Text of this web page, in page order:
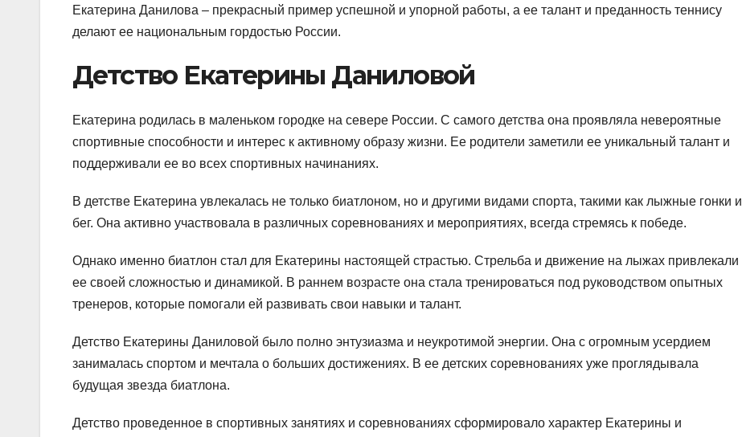
Екатерина Данилова – прекрасный пример успешной и упорной работы, а ее талант и преданность теннису
делают ее национальным гордостью России.
Детство Екатерины Даниловой
Екатерина родилась в маленьком городке на севере России. С самого детства она проявляла невероятные
спортивные способности и интерес к активному образу жизни. Ее родители заметили ее уникальный талант и
поддерживали ее во всех спортивных начинаниях.
В детстве Екатерина увлекалась не только биатлоном, но и другими видами спорта, такими как лыжные гонки и
бег. Она активно участвовала в различных соревнованиях и мероприятиях, всегда стремясь к победе.
Однако именно биатлон стал для Екатерины настоящей страстью. Стрельба и движение на лыжах привлекали
ее своей сложностью и динамикой. В раннем возрасте она стала тренироваться под руководством опытных
тренеров, которые помогали ей развивать свои навыки и талант.
Детство Екатерины Даниловой было полно энтузиазма и неукротимой энергии. Она с огромным усердием
занималась спортом и мечтала о больших достижениях. В ее детских соревнованиях уже проглядывала
будущая звезда биатлона.
Детство проведенное в спортивных занятиях и соревнованиях сформировало характер Екатерины и